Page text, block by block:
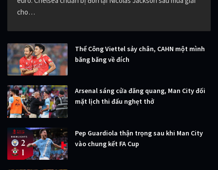
cho…
Thể Công Viettel sảy chân, CAHN một mình
băng băng về đích
Arsenal sáng cửa đăng quang, Man City đối
mặt lịch thi đấu nghẹt thở
Pep Guardiola thận trọng sau khi Man City
vào chung kết FA Cup